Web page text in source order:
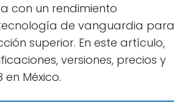
con un rendimiento
de vanguardia para
superior. En este artículo,
versiones, precios y
México.